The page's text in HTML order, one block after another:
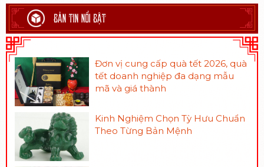
BẢN TIN NỔI BẬT
Đơn vị cung cấp quà tết 2026, quà
tết doanh nghiệp đa dạng mẫu
mã và giá thành
Kinh Nghiệm Chọn Tỳ Hưu Chuẩn
Theo Từng Bản Mệnh